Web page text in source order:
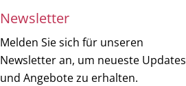
Newsletter
Melden Sie sich für unseren
Newsletter an, um neueste Updates
und Angebote zu erhalten.